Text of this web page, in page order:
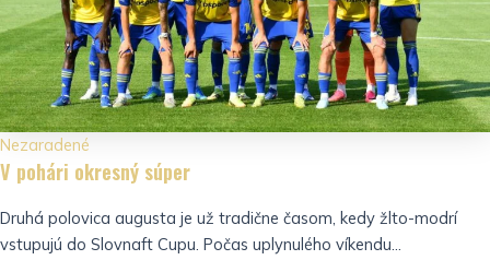
Nezaradené
V pohári okresný súper
Druhá polovica augusta je už tradične časom, kedy žlto-modrí
vstupujú do Slovnaft Cupu. Počas uplynulého víkendu...